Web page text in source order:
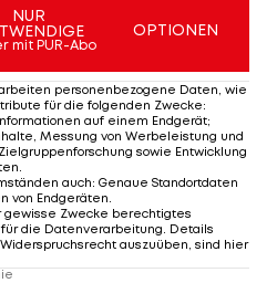
Amphitheater
gegen
von
für Olympia-
Sport
NUR
mit PUR-Abo
OPTIONEN
personenbezogene Daten, wie
für die folgenden Zwecke:
auf einem Endgerät;
Messung von Werbeleistung und
sowie Entwicklung
auch: Genaue Standortdaten
von Endgeräten
Zwecke berechtigtes
die Datenverarbeitung. Details
auszuüben, sind hier